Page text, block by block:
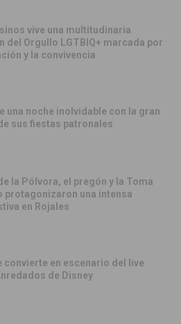
vive una multitudinaria
del Orgullo LGTBIQ+ marcada por
y la convivencia
una noche inolvidable con la gran
sus fiestas patronales
la Pólvora, el pregón y la Toma
protagonizaron una intensa
en Rojales
convierte en escenario del live
de Disney